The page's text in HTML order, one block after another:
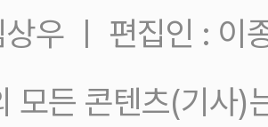
우 ㅣ 편집인 : 이
모든 콘텐츠(기사)